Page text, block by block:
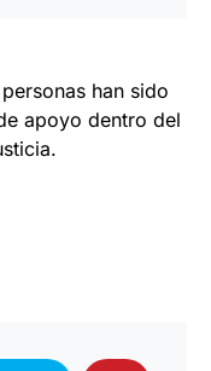
han sido
apoyo dentro del